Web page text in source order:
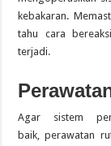
kebakaran.
tahu cara
terjadi.
Agar sistem
baik, perawatan